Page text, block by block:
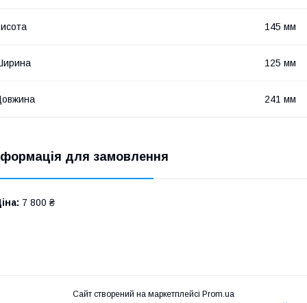
145 мм
125 мм
241 мм
для замовлення
7 800 ₴
Сайт створений на маркетплейсі Prom.ua